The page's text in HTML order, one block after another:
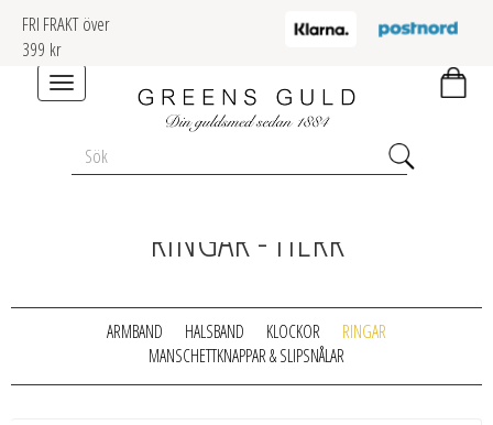
FRI FRAKT över
399 kr
Toggle
navigation
RINGAR - HERR
ARMBAND HALSBAND KLOCKOR
RINGAR
MANSCHETTKNAPPAR & SLIPSNÅLAR